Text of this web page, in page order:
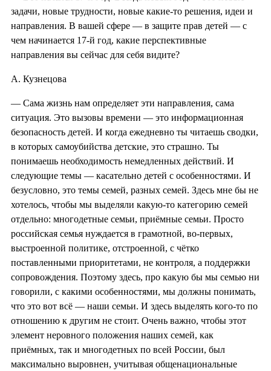
задачи, новые трудности, новые какие-то решения, идеи и
направления. В вашей сфере — в защите прав детей — с
чем начинается 17-й год, какие перспективные
направления вы сейчас для себя видите?
А. Кузнецова
— Сама жизнь нам определяет эти направления, сама
ситуация. Это вызовы времени — это информационная
безопасность детей. И когда ежедневно ты читаешь сводки,
в которых самоубийства детские, это страшно. Ты
понимаешь необходимость немедленных действий. И
следующие темы — касательно детей с особенностями. И
безусловно, это темы семей, разных семей. Здесь мне бы не
хотелось, чтобы мы выделяли какую-то категорию семей
отдельно: многодетные семьи, приёмные семьи. Просто
российская семья нуждается в грамотной, во-первых,
выстроенной политике, отстроенной, с чётко
поставленными приоритетами, не контроля, а поддержки
сопровождения. Поэтому здесь, про какую бы мы семью ни
говорили, с какими особенностями, мы должны понимать,
что это вот всё — наши семьи. И здесь выделять кого-то по
отношению к другим не стоит. Очень важно, чтобы этот
элемент неровного положения наших семей, как
приёмных, так и многодетных по всей России, был
максимально выровнен, учитывая общенациональные